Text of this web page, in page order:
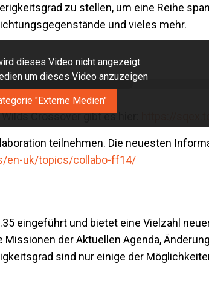
zu stellen, um eine Reihe
und vieles mehr.
dieses Video nicht angezeigt.
um dieses Video anzuzeigen
"Externe Medien"
Crossover gibt es hier:
teilnehmen. Die neuesten
en-uk/topics/collabo-ff14/
eingeführt und bietet eine Vielzahl
der Aktuellen Agenda,
sind nur einige der